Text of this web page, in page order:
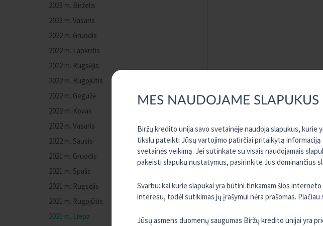
MES NAUDOJAME SLAPUKUS
Biržų kredito unija savo svetainėje naudoja slapukus,
tikslu pateikti Jūsų vartojimo patirčiai pritaikytą
svetainės veikimą. Jei sutinkate su visais naudojamais
pakeisti slapukų nustatymus, pasirinkite Jus dominančius
Svarbu: kai kurie slapukai yra būtini tinkamam šios
interesu, todėl sutikimas jų įrašymui nėra prašomas.
Jūsų asmens duomenų saugumas Biržų kredito unijai yra
2023 m. Birželis
2023 m. Vasaris
2022 m. Gruodis
2022 m. Lapkritis
2022 m. Rugsėjis
2022 m. Rugpjūtis
2022 m. Gegužė
2022 m. Kovas
2022 m. Vasaris
2022 m. Sausis
2021 m. Gruodis
2021 m. Spalis
2021 m. Rugsėjis
2021 m. Rugpjūtis
2021 m. Liepa